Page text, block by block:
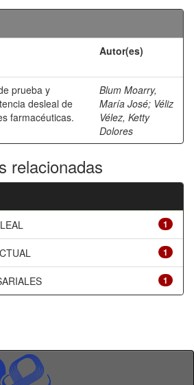
Autor(es)
prueba y
desleal de
farmacéuticas.
Blum Moarry,
María José; Véliz
Vélez, Ketty
Dolores
relacionadas
1
1
1